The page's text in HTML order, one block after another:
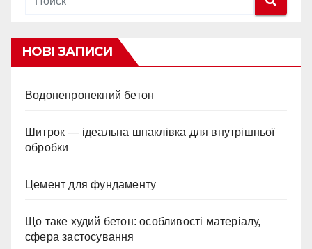
НОВІ ЗАПИСИ
Водонепронекний бетон
Шитрок — ідеальна шпаклівка для внутрішньої
обробки
Цемент для фундаменту
Що таке худий бетон: особливості матеріалу,
сфера застосування